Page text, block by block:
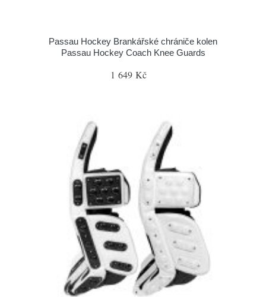
Passau Hockey Brankářské chrániče kolen
Passau Hockey Coach Knee Guards
1 649 Kč